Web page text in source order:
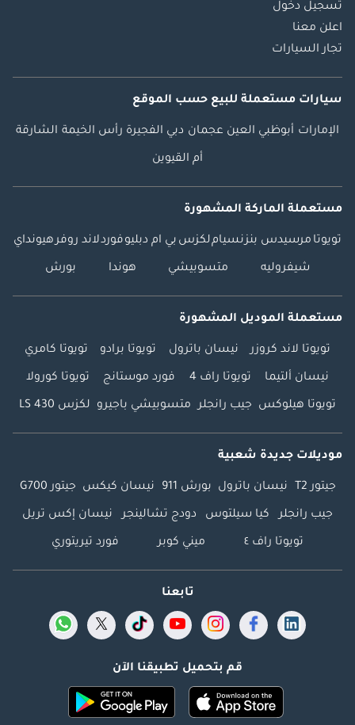
تسجيل دخول
اعلن معنا
تجار السيارات
سيارات مستعملة للبيع حسب الموقع
الإمارات أبوظبي العين عجمان دبي الفجيرة رأس الخيمة الشارقة
أم القيوين
مستعملة الماركة المشهورة
تويوتا مرسيدس بنزنسياملكزس بي ام دبليوفوردلاند روفرهيونداي
شيفروليه متسوبيشي هوندا بورش
مستعملة الموديل المشهورة
تويوتا لاند كروزر نيسان باترول تويوتا برادو تويوتا كامري
نيسان ألتيما تويوتا راف 4 فورد موستانج تويوتا كورولا
تويوتا هيلوكس جيب رانجلر متسوبيشي باجيرو لكزس LS 430
موديلات جديدة شعبية
جيتور T2 نيسان باترول بورش 911 نيسان كيكس جيتور G700
جيب رانجلر كيا سيلتوس دودج تشالينجر نيسان إكس تريل
تويوتا راف ٤ ميني كوبر فورد تيريتوري
تابعنا
قم بتحميل تطبيقنا الآن